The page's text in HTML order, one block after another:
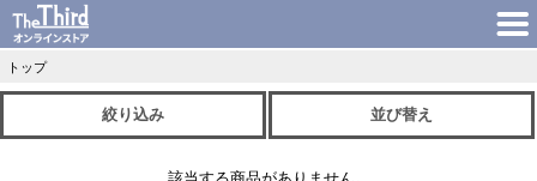
トップ
絞り込み 並び替え
該当する商品がありません。